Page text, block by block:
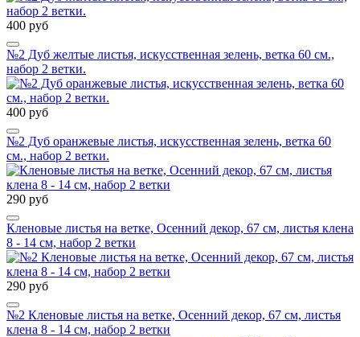
400 руб
№2 Дуб желтые листья, искусственная зелень, ветка 60 см.,
набор 2 ветки.
400 руб
№2 Дуб оранжевые листья, искусственная зелень, ветка 60
см., набор 2 ветки.
290 руб
Кленовые листья на ветке, Осенний декор, 67 см, листья клена
8 - 14 см, набор 2 ветки
290 руб
№2 Кленовые листья на ветке, Осенний декор, 67 см, листья
клена 8 - 14 см, набор 2 ветки